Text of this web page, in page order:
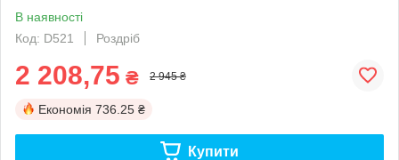
В наявності
Код: D521
Роздріб
2 208,75 ₴ 2 945 ₴
Економія 736.25 ₴
Купити